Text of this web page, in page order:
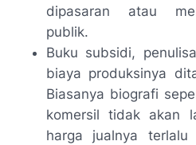
dipasaran atau
publik.
Buku subsidi,
biaya produksinya
Biasanya biografi
komersil tidak akan
harga jualnya